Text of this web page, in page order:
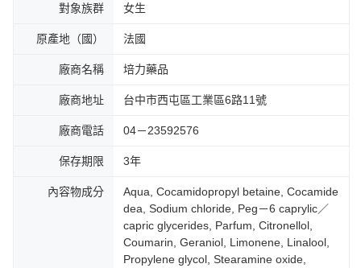
對象族群 女生
原產地（國） 法國
廠商名稱 培力藥品
廠商地址 台中市西屯區工業區6路11號
廠商電話 04－23592576
保存期限 3年
內容物成分
Aqua, Cocamidopropyl betaine, Cocamide
dea, Sodium chloride, Peg－6 caprylic／
capric glycerides, Parfum, Citronellol,
Coumarin, Geraniol, Limonene, Linalool,
Propylene glycol, Stearamine oxide,